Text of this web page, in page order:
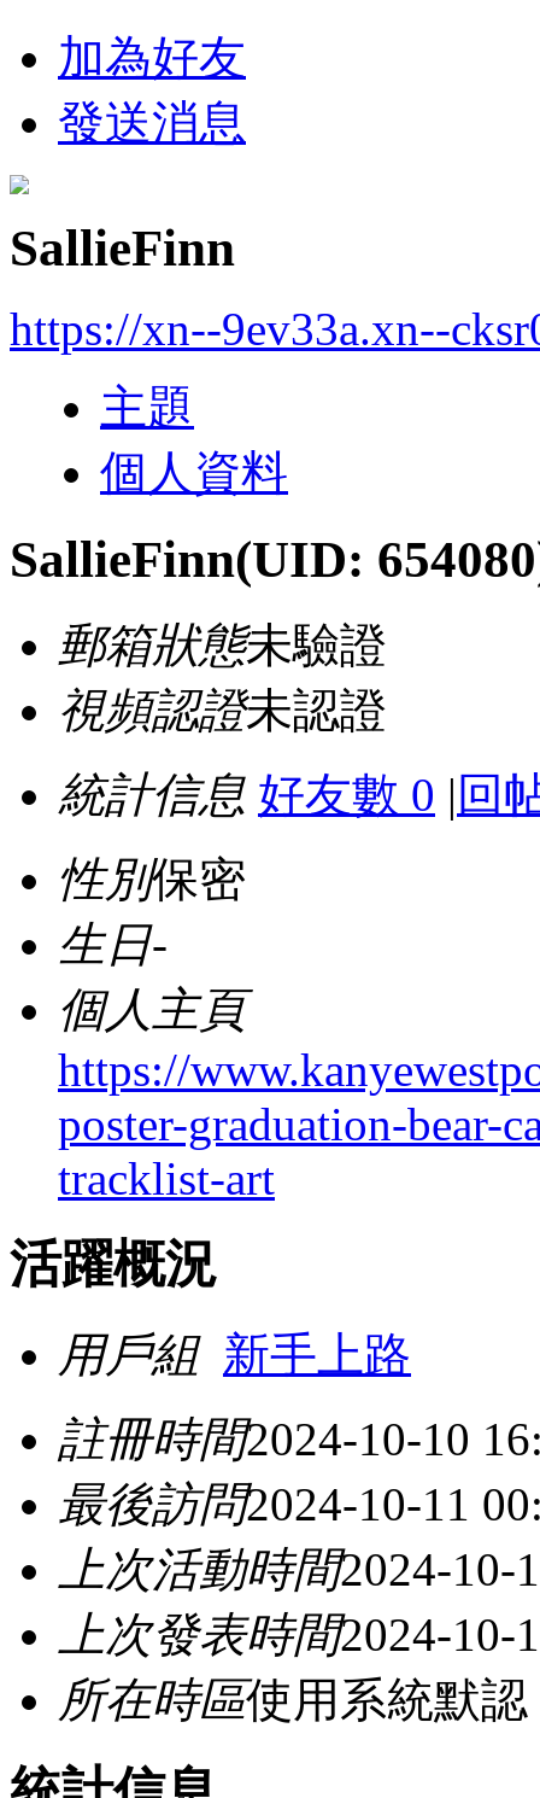
加為好友
發送消息
SallieFinn
https://xn--9ev33a.xn--
主題
個人資料
SallieFinn(UID:
郵箱狀態未驗證
視頻認證未認證
統計信息 好友數 0 | 回
性別保密
生日-
個人主頁
https://
poster-graduation-bear-
tracklist-art
活躍概況
用戶組 新手上路
註冊時間2024-10-10
最後訪問2024-10-11
上次活動時間2024-10-
上次發表時間2024-10-
所在時區使用系統默認